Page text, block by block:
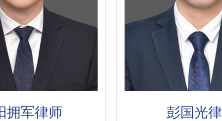
拥军律师 彭国光